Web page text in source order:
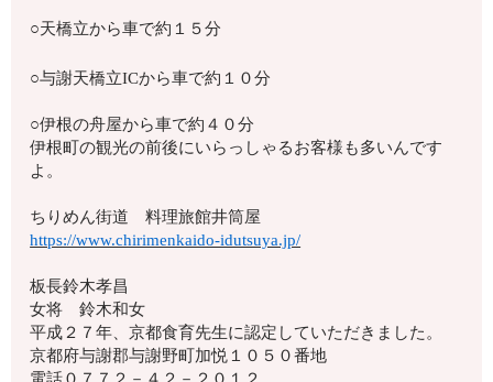
○天橋立から車で約１５分
○与謝天橋立ICから車で約１０分
○伊根の舟屋から車で約４０分
伊根町の観光の前後にいらっしゃるお客様も多いんです
よ。
ちりめん街道 料理旅館井筒屋
https://www.chirimenkaido-idutsuya.jp/
板長鈴木孝昌
女将 鈴木和女
平成２７年、京都食育先生に認定していただきました。
京都府与謝郡与謝野町加悦１０５０番地